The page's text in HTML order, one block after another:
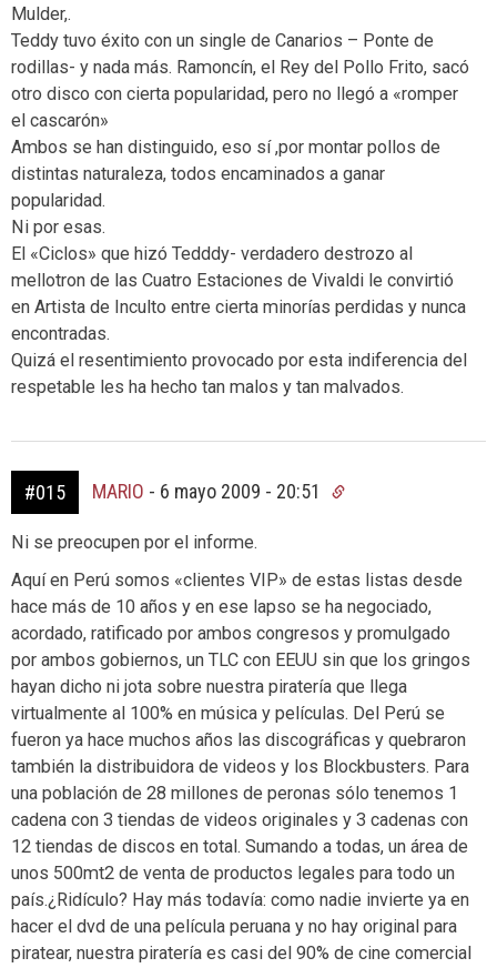
Mulder,.
Teddy tuvo éxito con un single de Canarios – Ponte de
rodillas- y nada más. Ramoncín, el Rey del Pollo Frito, sacó
otro disco con cierta popularidad, pero no llegó a «romper
el cascarón»
Ambos se han distinguido, eso sí ,por montar pollos de
distintas naturaleza, todos encaminados a ganar
popularidad.
Ni por esas.
El «Ciclos» que hizó Tedddy- verdadero destrozo al
mellotron de las Cuatro Estaciones de Vivaldi le convirtió
en Artista de Inculto entre cierta minorías perdidas y nunca
encontradas.
Quizá el resentimiento provocado por esta indiferencia del
respetable les ha hecho tan malos y tan malvados.
#015 MARIO - 6 mayo 2009 - 20:51
Ni se preocupen por el informe.
Aquí en Perú somos «clientes VIP» de estas listas desde
hace más de 10 años y en ese lapso se ha negociado,
acordado, ratificado por ambos congresos y promulgado
por ambos gobiernos, un TLC con EEUU sin que los gringos
hayan dicho ni jota sobre nuestra piratería que llega
virtualmente al 100% en música y películas. Del Perú se
fueron ya hace muchos años las discográficas y quebraron
también la distribuidora de videos y los Blockbusters. Para
una población de 28 millones de peronas sólo tenemos 1
cadena con 3 tiendas de videos originales y 3 cadenas con
12 tiendas de discos en total. Sumando a todas, un área de
unos 500mt2 de venta de productos legales para todo un
país.¿Ridículo? Hay más todavía: como nadie invierte ya en
hacer el dvd de una película peruana y no hay original para
piratear, nuestra piratería es casi del 90% de cine comercial